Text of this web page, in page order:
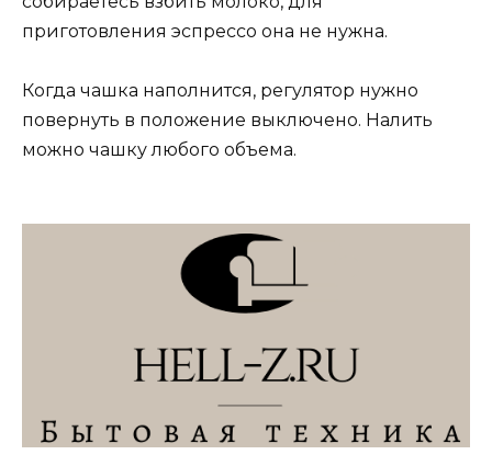
приготовления эспрессо она не нужна.
Когда чашка наполнится, регулятор нужно
повернуть в положение выключено. Налить
можно чашку любого объема.